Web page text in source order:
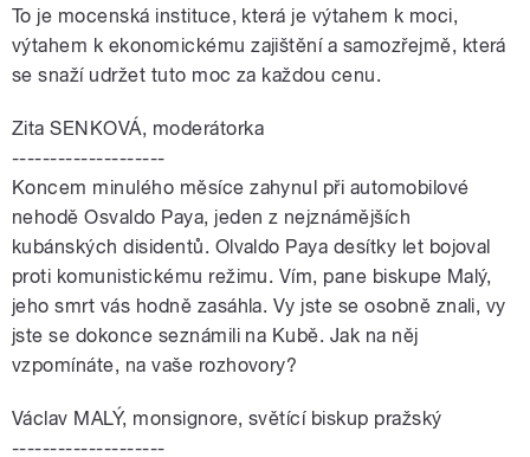
To je mocenská instituce, která je výtahem k moci,
výtahem k ekonomickému zajištění a samozřejmě, která
se snaží udržet tuto moc za každou cenu.
Zita SENKOVÁ, moderátorka
--------------------
Koncem minulého měsíce zahynul při automobilové
nehodě Osvaldo Paya, jeden z nejznámějších
kubánských disidentů. Olvaldo Paya desítky let bojoval
proti komunistickému režimu. Vím, pane biskupe Malý,
jeho smrt vás hodně zasáhla. Vy jste se osobně znali, vy
jste se dokonce seznámili na Kubě. Jak na něj
vzpomínáte, na vaše rozhovory?
Václav MALÝ, monsignore, světící biskup pražský
--------------------